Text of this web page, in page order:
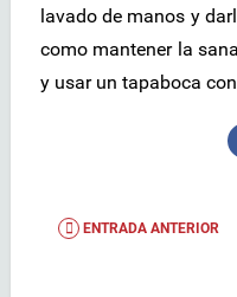
lavado de manos y
como mantener la
y usar un tapaboca
ENTRADA ANTERIOR